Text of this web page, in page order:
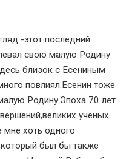
-этот последний
свою малую Родину
близок с Есениным
повлиял.Есенин тоже
Родину.Эпоха 70 лет
учёных
мне хоть одного
был бы также